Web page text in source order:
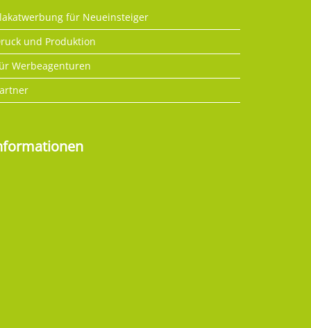
für Neueinsteiger
und Produktion
Werbeagenturen